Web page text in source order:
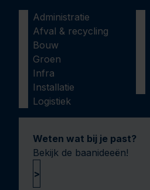
Administratie
Afval & recycling
Bouw
Groen
Infra
Installatie
Logistiek
Weten wat bij je past?
Bekijk de baanideeën!
>